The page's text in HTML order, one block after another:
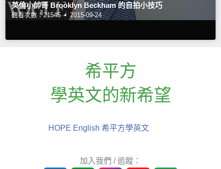
英倫小帥哥 Brooklyn Beckham 的自拍小技巧
觀看次數：21545 • 2015-09-24
希平方
學英文的新希望
HOPE English 希平方學英文
加入我們 / 追蹤：